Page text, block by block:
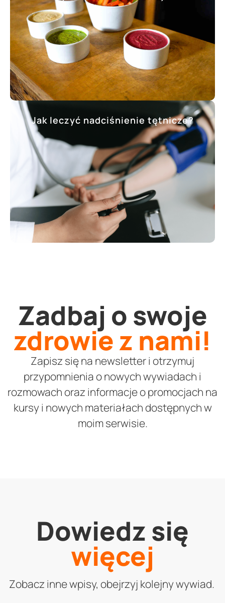
Jak leczyć nadciśnienie tętnicze?
Zadbaj o swoje
zdrowie z nami!
Zapisz się na newsletter i otrzymuj
przypomnienia o nowych wywiadach i
rozmowach oraz informacje o promocjach na
kursy i nowych materiałach dostępnych w
moim serwisie.
Dowiedz się
więcej
Zobacz inne wpisy, obejrzyj kolejny wywiad.